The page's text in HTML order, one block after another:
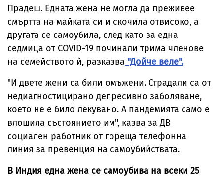
Прадеш. Едната жена не могла да преживее
смъртта на майката си и скочила отвисоко, а
другата се самоубила, след като за една
седмица от COVID-19 починали трима членове
на семейството ѝ, разказва "Дойче веле".
"И двете жени са били омъжени. Страдали са от
недиагностицирано депресивно заболяване,
което не е било лекувано. А пандемията само е
влошила състоянието им", казва за ДВ
социален работник от гореща телефонна
линия за превенция на самоубийствата.
В Индия една жена се самоубива на всеки 25